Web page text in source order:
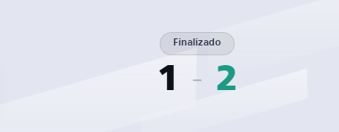
1
Finalizado
2